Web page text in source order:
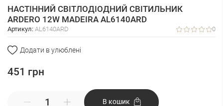
НАСТІННИЙ СВІТЛОДІОДНИЙ СВІТИЛЬНИК
ARDERO 12W MADEIRA AL6140ARD
Артикул: AL6140ARD 0
Додати в улюблені
451 грн
В кошик